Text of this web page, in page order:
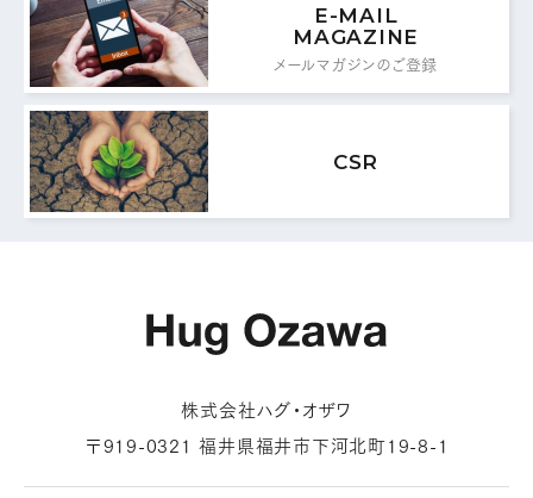
FAX： 0776-87-0891
MAIL FORM
メールフォームはこちら
E-MAIL
MAGAZINE
メールマガジンのご登録
CSR
株式会社ハグ・オザワ
〒919-0321 福井県福井市下河北町19-8-1